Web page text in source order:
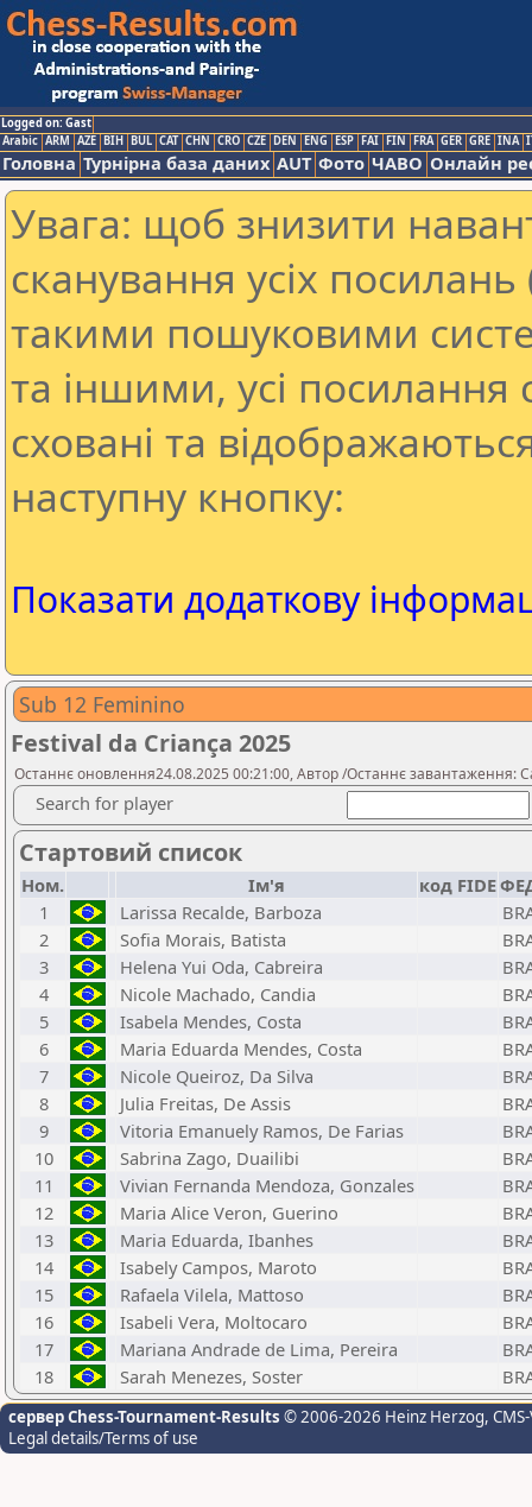
Logged on: Gast
Arabic ARM AZE BIH BUL CAT CHN CRO CZE DEN ENG ESP FAI FIN FRA GER GRE INA
Головна Турнірна база даних AUT Фото ЧАВО Онлайн
Увага: щоб знизити
сканування усіх
такими пошуковими
та іншими, усі посилання
сховані та
наступну кнопку:
Показати додаткову
Sub 12 Feminino
Festival da Criança 2025
Останнє оновлення24.08.2025 00:21:00, Автор /Останнє завантаження:
Search for player
Стартовий список
Ном. Ім'я код FIDE
1
Larissa Recalde, Barboza
2
Sofia Morais, Batista
3
Helena Yui Oda, Cabreira
4
Nicole Machado, Candia
5
Isabela Mendes, Costa
6
Maria Eduarda Mendes, Costa
7
Nicole Queiroz, Da Silva
8
Julia Freitas, De Assis
9
Vitoria Emanuely Ramos, De Farias
10
Sabrina Zago, Duailibi
11
Vivian Fernanda Mendoza, Gonzales
12
Maria Alice Veron, Guerino
13
Maria Eduarda, Ibanhes
14
Isabely Campos, Maroto
15
Rafaela Vilela, Mattoso
16
Isabeli Vera, Moltocaro
17
Mariana Andrade de Lima, Pereira
18
Sarah Menezes, Soster
сервер Chess-Tournament-Results © 2006-2026 Heinz Herzog,
Legal details/Terms of use